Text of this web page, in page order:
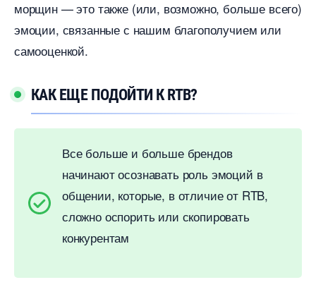
морщин — это также (или, возможно, больше всего)
эмоции, связанные с нашим благополучием или
самооценкой.
КАК ЕЩЕ ПОДОЙТИ К RTB?
се больше и больше брендо
начинают осознавать роль эмоций
общении, которые, в отличие от RTB,
сложно оспорить или скопировать
конкурентам